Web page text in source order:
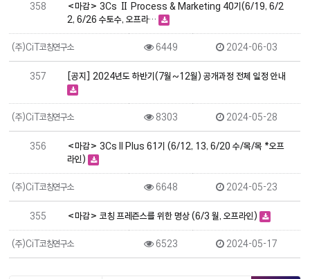
358
<마감> 3Cs Ⅱ Process & Marketing 40기(6/19, 6/2
2, 6/26 수토수, 오프라…
(주)CiT코칭연구소 6449 2024-06-03
357 [공지] 2024년도 하반기(7월~12월) 공개과정 전체 일정 안내
(주)CiT코칭연구소 8303 2024-05-28
356
<마감> 3Cs II Plus 61기 (6/12, 13, 6/20 수/목/목 *오프
라인)
(주)CiT코칭연구소 6648 2024-05-23
355 <마감> 코칭 프레즌스를 위한 명상 (6/3 월, 오프라인)
(주)CiT코칭연구소 6523 2024-05-17